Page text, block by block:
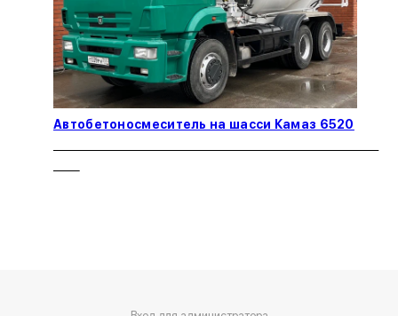
Автобетоносмеситель на шасси Камаз 6520